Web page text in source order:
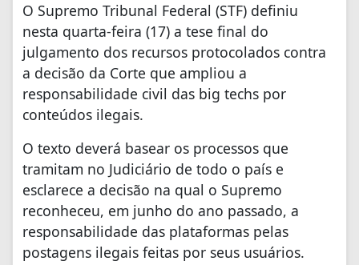
O Supremo Tribunal Federal (STF) definiu
nesta quarta-feira (17) a tese final do
julgamento dos recursos protocolados contra
a decisão da Corte que ampliou a
responsabilidade civil das big techs por
conteúdos ilegais.
O texto deverá basear os processos que
tramitam no Judiciário de todo o país e
esclarece a decisão na qual o Supremo
reconheceu, em junho do ano passado, a
responsabilidade das plataformas pelas
postagens ilegais feitas por seus usuários.